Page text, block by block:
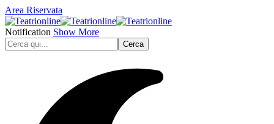
Area Riservata
Notification Show More